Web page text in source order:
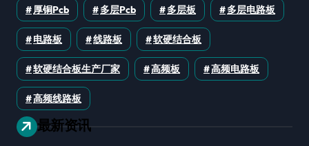
厚铜pcb 多层pcb 多层板 多层电路板
电路板 线路板 软硬结合板
软硬结合板生产厂家 高频板 高频电路板
高频线路板
最新资讯